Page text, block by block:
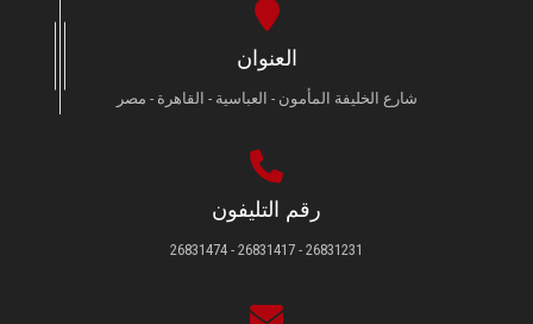
العنوان
شارع الخليفة المأمون - العباسية - القاهرة - مصر
رقم التليفون
26831231 - 26831417 - 26831474